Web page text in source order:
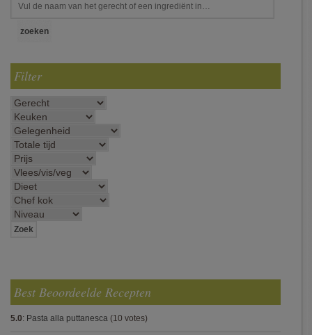
Filter
Best Beoordeelde Recepten
5.0: Pasta alla puttanesca (10 votes)